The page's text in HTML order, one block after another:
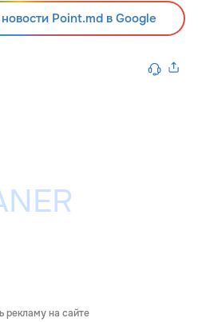
Point.md в Google
рекламу на сайте